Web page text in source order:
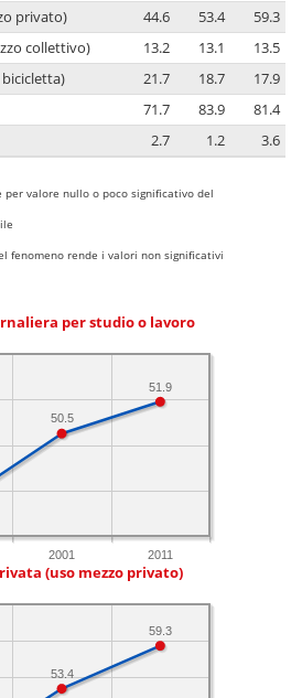
privato)
44.6 53.4
59.3
collettivo)
13.2 13.1
13.5
21.7 18.7
17.9
71.7 83.9
81.4
2.7 1.2 3.6
valore nullo o poco significativo del
fenomeno rende i valori non significativi
per studio o lavoro
2001 2011
51.9
50.5
(uso mezzo privato)
59.3
53.4